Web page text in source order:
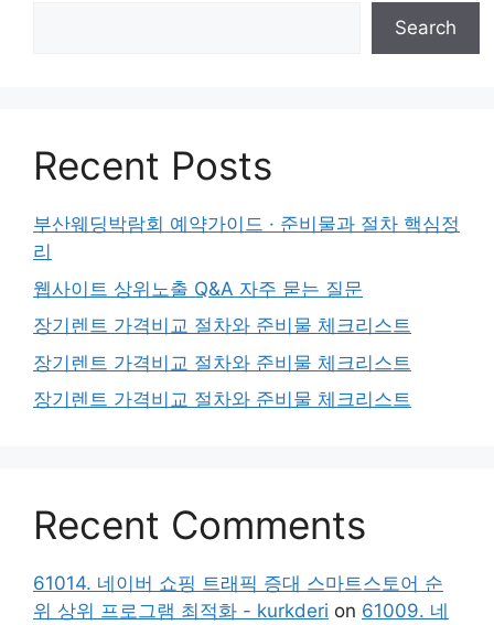
Search
Recent Posts
부산웨딩박람회 예약가이드 · 준비물과 절차 핵심정
리
웹사이트 상위노출 Q&A 자주 묻는 질문
장기렌트 가격비교 절차와 준비물 체크리스트
장기렌트 가격비교 절차와 준비물 체크리스트
장기렌트 가격비교 절차와 준비물 체크리스트
Recent Comments
61014. 네이버 쇼핑 트래픽 증대 스마트스토어 순
위 상위 프로그램 최적화 - kurkderi on 61009. 네